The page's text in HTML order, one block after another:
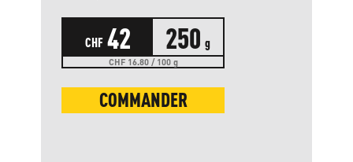
CHF 42 250 g
CHF 16.80 / 100 g
COMMANDER